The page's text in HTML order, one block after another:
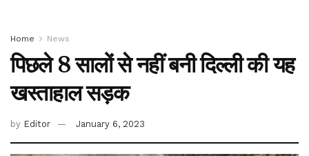
Home News
पिछले 8 सालों से नहीं बनी दिल्ली की यह
खस्ताहाल सड़क
by Editor January 6, 2023